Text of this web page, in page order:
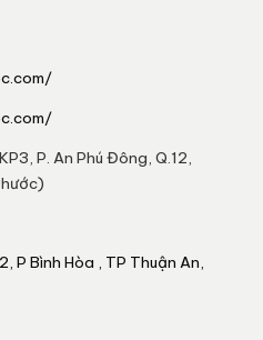
P. An Phú Đông, Q.12,
P Bình Hòa , TP Thuận An,